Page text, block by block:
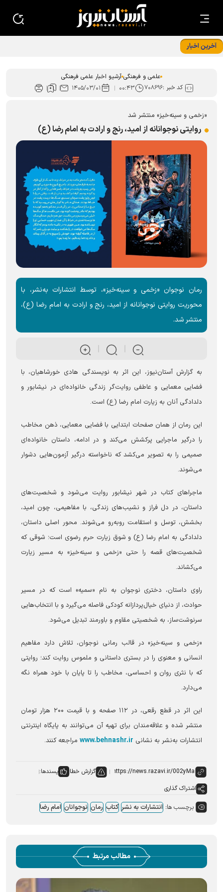
آخرین اخبار
علمی و فرهنگی آرشیو اخبار علمی فرهنگی
کد خبر :۷۰۸۶۹۶ ۰۰:۴۳ ۱۴۰۵/۰۳/۰۱
«زخمی و سینه‌خیز» منتشر شد
روایتی نوجوانانه از امید، رنج و ارادت به امام رضا (ع)
رمان نوجوان «زخمی و سینه‌خیز»، توسط انتشارات به‌نشر، با
محوریت روایتی نوجوانانه از امید، رنج و ارادت به امام رضا (ع)،
منتشر شد.
به گزارش آستان‌نیوز، این اثر به نویسندگی هادی خورشاهیان، با
فضایی معمایی و عاطفی روایت‌گر زندگی خانواده‌ای در نیشابور و
دلدادگی آنان به زیارت امام رضا (ع) است.
این رمان از همان صفحات ابتدایی با فضایی معمایی، ذهن مخاطب
را درگیر ماجرایی پرکشش می‌کند و در ادامه، داستان خانواده‌ای
صمیمی را به تصویر می‌کشد که ناخواسته درگیر آزمون‌هایی دشوار
می‌شوند.
ماجرا‌های کتاب در شهر نیشابور روایت می‌شود و شخصیت‌های
داستان، در دل فراز و نشیب‌های زندگی، با مفاهیمی، چون امید،
بخشش، توسل و استقامت روبه‌رو می‌شوند. محور اصلی داستان،
دلدادگی به امام رضا (ع) و شوق زیارت حرم رضوی است؛ شوقی که
شخصیت‌های قصه را حتی «زخمی و سینه‌خیز» به مسیر زیارت
می‌کشاند.
راوی داستان، دختری نوجوان به نام «سمیه» است که در مسیر
حوادث، از دنیای خیال‌پردازانه کودکی فاصله می‌گیرد و با انتخاب‌هایی
سرنوشت‌ساز، به شخصیتی مقاوم و باورمند تبدیل می‌شود.
«زخمی و سینه‌خیز» در قالب رمانی نوجوان، تلاش دارد مفاهیم
انسانی و معنوی را در بستری داستانی و ملموس روایت کند؛ روایتی
که با نثری روان و احساسی، مخاطب را تا پایان با خود همراه نگه
می‌دارد.
این اثر در قطع رقعی، در ۱۱۲ صفحه و با قیمت ۲۰۰ هزار تومان
منتشر شده و علاقه‌مندان برای تهیه آن می‌توانند به پایگاه اینترنتی
انتشارات به‌نشر به نشانی www.behnashr.ir مراجعه کنند.
گزارش خطا
پسندها:
اشتراک گذاری
برچسب ها: انتشارات به نشر کتاب رمان نوجوانان امام رضا
مطالب مرتبط